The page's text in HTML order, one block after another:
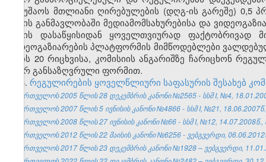
სამუშაოს მთლიანი ღირებულების (დღგ-ის გარეშე) 0,5
წლის განმავლობაში მედიამომსახურებისა და
წლის დასაწყისიდან ყოველთვიურად ფაქტობრივად
ვიდეოგაზიარების პლატფორმის მიმწოდებლები
თვის 20 რიცხვისა, კომისიის ანგარიშზე ჩარიცხონ
მიერ განსაზღვრული ფორმით.
6. რეგულირების ყოველწლიური საფასურის შესახებ
საქართველოს 2005 წლის 28 დეკემბრის კანონი №2565 - სსმ I, №4,
საქართველოს 2007 წლის 5 ივნისის კანონი №4866 - სსმ I, №21,
საქართველოს 2008 წლის 27 ივნისის კანონი №66 - სსმ I, №12, 14.07.2008წ.,
საქართველოს 2012 წლის 22 მაისის კანონი №6256 - ვებგვერდი,
საქართველოს 2017 წლის 23 დეკემბრის კანონი №1928 – ვებგვერდი,